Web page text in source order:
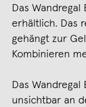
Das
erhältlich. Das
gehängt zur
Kombinieren
Das
unsichtbar an